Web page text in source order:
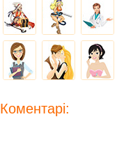
Коментарі: